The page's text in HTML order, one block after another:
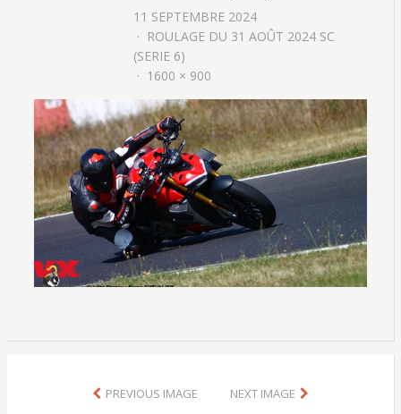
11 SEPTEMBRE 2024
ROULAGE DU 31 AOÛT 2024 SC
(SERIE 6)
1600 × 900
PREVIOUS IMAGE NEXT IMAGE